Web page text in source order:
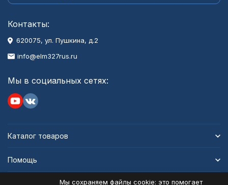
Контакты:
620075, ул. Пушкина, д.2
info@elm327rus.ru
Мы в социальных сетях:
Каталог товаров
Помощь
Мы сохраняем файлы cookie: это помогает